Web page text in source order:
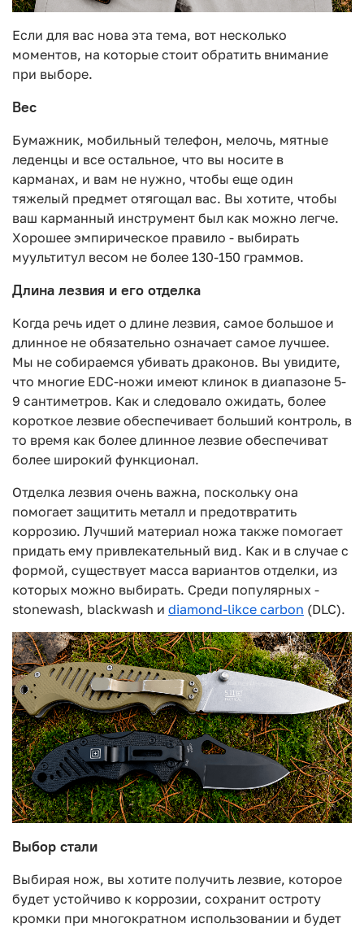
Если для вас нова эта тема, вот несколько
моментов, на которые стоит обратить внимание
при выборе.
Вес
Бумажник, мобильный телефон, мелочь, мятные
леденцы и все остальное, что вы носите в
карманах, и вам не нужно, чтобы еще один
тяжелый предмет отягощал вас. Вы хотите, чтобы
ваш карманный инструмент был как можно легче.
Хорошее эмпирическое правило - выбирать
муультитул весом не более 130-150 граммов.
Длина лезвия и его отделка
Когда речь идет о длине лезвия, самое большое и
длинное не обязательно означает самое лучшее.
Мы не собираемся убивать драконов. Вы увидите,
что многие EDC-ножи имеют клинок в диапазоне 5-
9 сантиметров. Как и следовало ожидать, более
короткое лезвие обеспечивает больший контроль, в
то время как более длинное лезвие обеспечиват
более широкий функционал.
Отделка лезвия очень важна, поскольку она
помогает защитить металл и предотвратить
коррозию. Лучший материал ножа также помогает
придать ему привлекательный вид. Как и в случае с
формой, существует масса вариантов отделки, из
которых можно выбирать. Среди популярных -
stonewash, blackwash и diamond-likce carbon (DLC).
Выбор стали
Выбирая нож, вы хотите получить лезвие, которое
будет устойчиво к коррозии, сохранит остроту
кромки при многократном использовании и будет